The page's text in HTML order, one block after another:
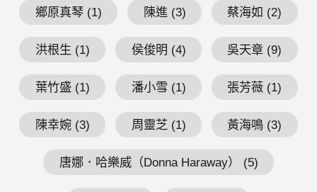
鄉原真琴 (1) 陳進 (3) 蔡海如 (2)
洪根生 (1) 侯俊明 (4) 吳天章 (9)
葉竹盛 (1) 潘小雪 (1) 張芳薇 (1)
陳幸婉 (3) 周靈芝 (1) 黃海鳴 (3)
唐娜．哈樂威（Donna Haraway） (5)